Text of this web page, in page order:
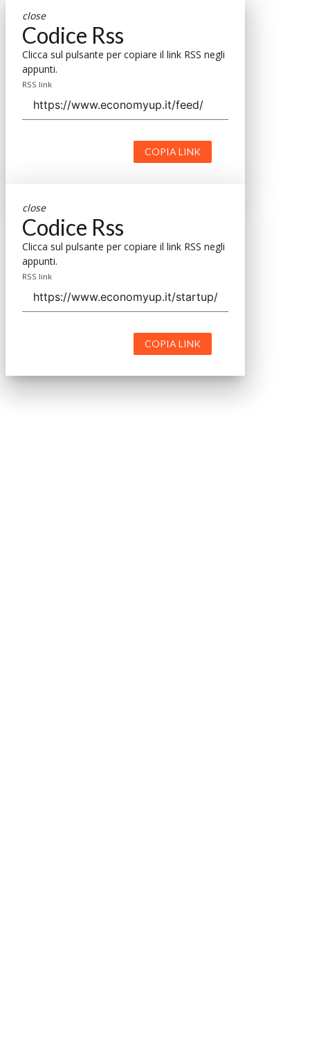
close
Codice Rss
Clicca sul pulsante per copiare il link RSS negli
appunti.
RSS link
COPIA LINK
close
Codice Rss
Clicca sul pulsante per copiare il link RSS negli
appunti.
RSS link
COPIA LINK